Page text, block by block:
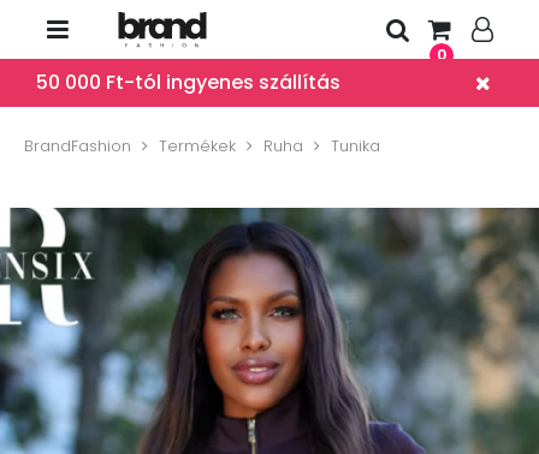
0
50 000 Ft-tól ingyenes szállítás
BrandFashion Termékek Ruha Tunika